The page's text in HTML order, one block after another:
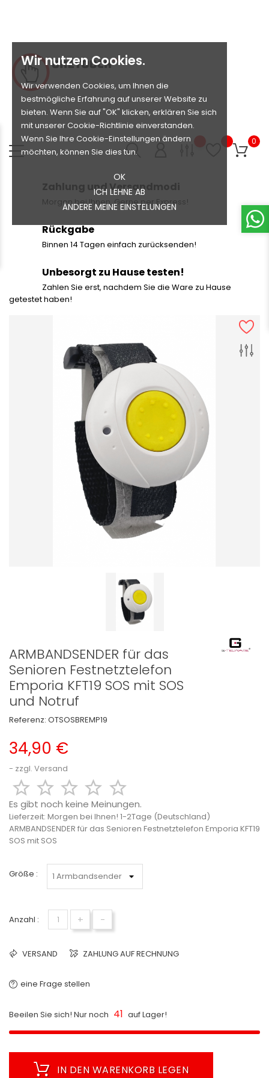
Wir nutzen Cookies.
Wir verwenden Cookies, um Ihnen die
bestmögliche Erfahrung auf unserer Website zu
bieten. Wenn Sie auf "OK" klicken, erklären Sie sich
mit unserer Cookie-Richtlinie einverstanden.
Wenn Sie Ihre Cookie-Einstellungen ändern
möchten, können Sie dies tun.
OK
ICH LEHNE AB
ÄNDERE MEINE EINSTELUNGEN
0
Zahlung und Versandmodi
Morgen bei Ihnen. Gerne per Express!
Rückgabe
Binnen 14 Tagen einfach zurücksenden!
Unbesorgt zu Hause testen!
Zahlen Sie erst, nachdem Sie die Ware zu Hause
getestet haben!
ARMBANDSENDER für das
Senioren Festnetztelefon
Emporia KFT19 SOS mit SOS
und Notruf
Referenz: OTSOSBREMP19
34,90 €
zzgl. Versand
    
Es gibt noch keine Meinungen.
Lieferzeit: Morgen bei Ihnen! 1-2Tage (Deutschland)
ARMBANDSENDER für das Senioren Festnetztelefon Emporia KFT19
SOS mit SOS
Größe :
Anzahl : + -
VERSAND ZAHLUNG AUF RECHNUNG
eine Frage stellen
Beeilen Sie sich! Nur noch 41 auf Lager!
IN DEN WARENKORB LEGEN